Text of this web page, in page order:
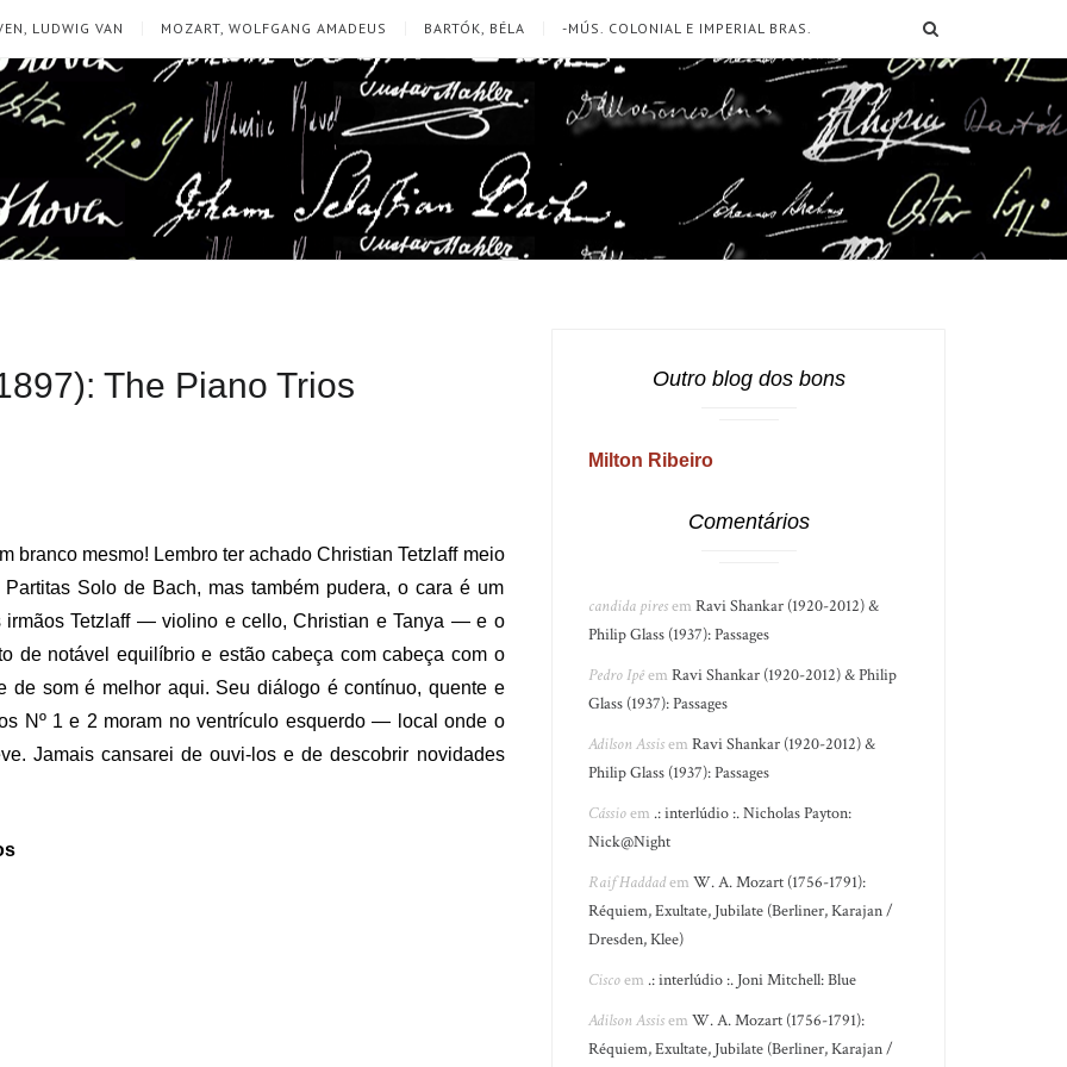
LUDWIG VAN MOZART, WOLFGANG AMADEUS BARTÓK, BÉLA -MÚS. COLONIAL E IMPERIAL BRAS.
The Piano Trios
branco mesmo! Lembro ter achado Christian Tetzlaff meio
Solo de Bach, mas também pudera, o cara é um
irmãos Tetzlaff — violino e cello, Christian e Tanya — e o
de notável equilíbrio e estão cabeça com cabeça com o
de som é melhor aqui. Seu diálogo é contínuo, quente e
Nº 1 e 2 moram no ventrículo esquerdo — local onde o
Jamais cansarei de ouvi-los e de descobrir novidades
Outro blog dos bons
Milton Ribeiro
Comentários
candida piresemRavi Shankar (1920-2012) &
Philip Glass (1937): Passages
Pedro IpêemRavi Shankar (1920-2012) & Philip
Glass (1937): Passages
Adilson AssisemRavi Shankar (1920-2012) &
Philip Glass (1937): Passages
Cássioem .: interlúdio :. Nicholas Payton:
Nick@Night
Raif HaddademW. A. Mozart (1756-1791):
Réquiem, Exultate, Jubilate (Berliner, Karajan /
Dresden, Klee)
Ciscoem .: interlúdio :. Joni Mitchell: Blue
Adilson AssisemW. A. Mozart (1756-1791):
Réquiem, Exultate, Jubilate (Berliner, Karajan /